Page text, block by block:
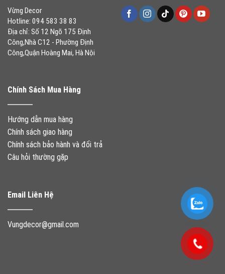
Vừng Decor
Hotline: 094 583 38 83
Địa chỉ: Số 12 Ngõ 175 Định
Công,Nhà C12 - Phường Định
Công,Quận Hoàng Mai, Hà Nội
Chính Sách Mua Hàng
Hướng dẫn mua hàng
Chính sách giao hàng
Chính sách bảo hành và đổi trả
Câu hỏi thường gặp
Email Liên Hệ
Vungdecor@gmail.com